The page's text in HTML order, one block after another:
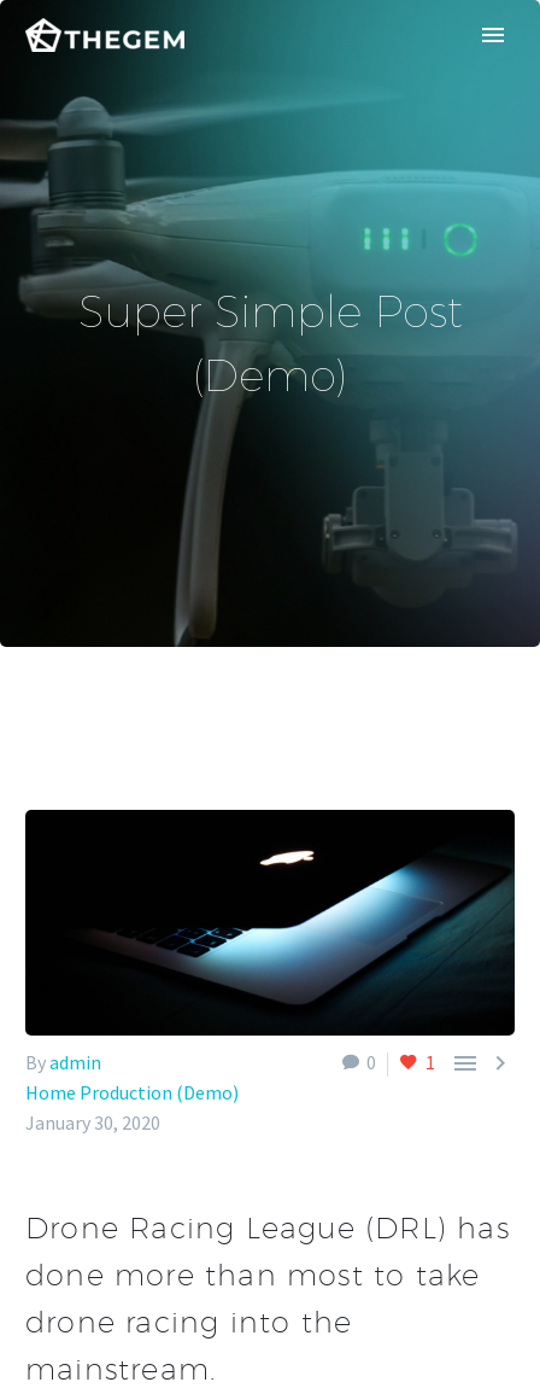
Super Simple Post
(Demo)
0 1  
Byadmin
Home Production (Demo)
January 30, 2020
Drone Racing League (DRL) has
done more than most to take
drone racing into the
mainstream.